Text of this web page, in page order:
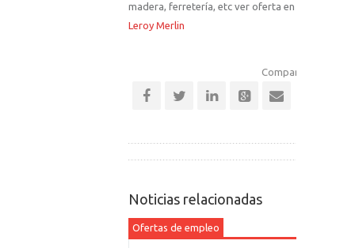
madera, ferretería, etc ver oferta en
Leroy Merlin
Comparte esta
Noticias relacionadas
Ofertas de empleo